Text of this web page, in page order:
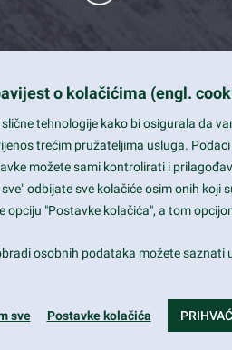
design
o kolačićima (engl.
tehnologije kako bi osigurala da
trećim pružateljima usluga.
možete sami kontrolirati i
odbijate sve kolačiće osim onih koji
"Postavke kolačića", a tom
osobnih podataka možete saznati
sve Postavke kolačića